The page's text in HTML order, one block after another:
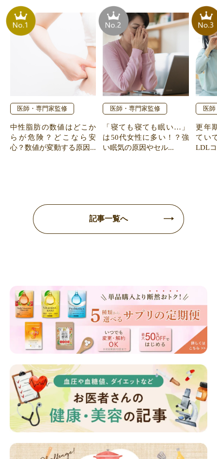
医師・専門家監修
中性脂肪の数値はどこか
らが危険？どこなら安
心？数値が変動する原因...
医師・専門家監修
「寝ても寝ても眠い…」
は50代女性に多い！？強
い眠気の原因やセル...
医
更年
てい
LDL
記事一覧へ